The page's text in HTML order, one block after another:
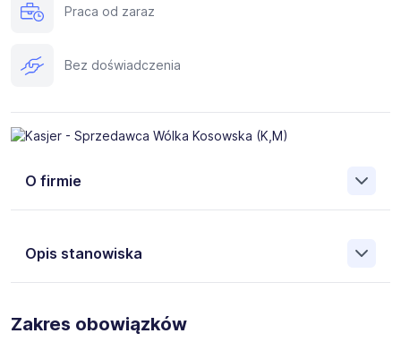
Praca od zaraz
Bez doświadczenia
O firmie
niepełnosprawne na różnych stanowiskach. Zatrudnianie
osób z niepełnosprawnościami oraz promowanie ich
powodzeniem realizujemy od wielu lat.
Opis stanowiska
poszukujemy kandydatów z
niepełnosprawności, na stanowisko
Zakres obowiązków